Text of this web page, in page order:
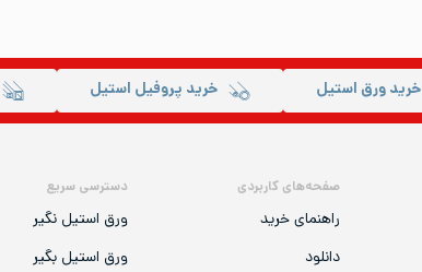
خرید ورق استیل خرید پروفیل استیل
صفحه‌های کاربردی
راهنمای خرید
دانلود
دسترسی سریع
ورق استیل نگیر
ورق استیل بگیر